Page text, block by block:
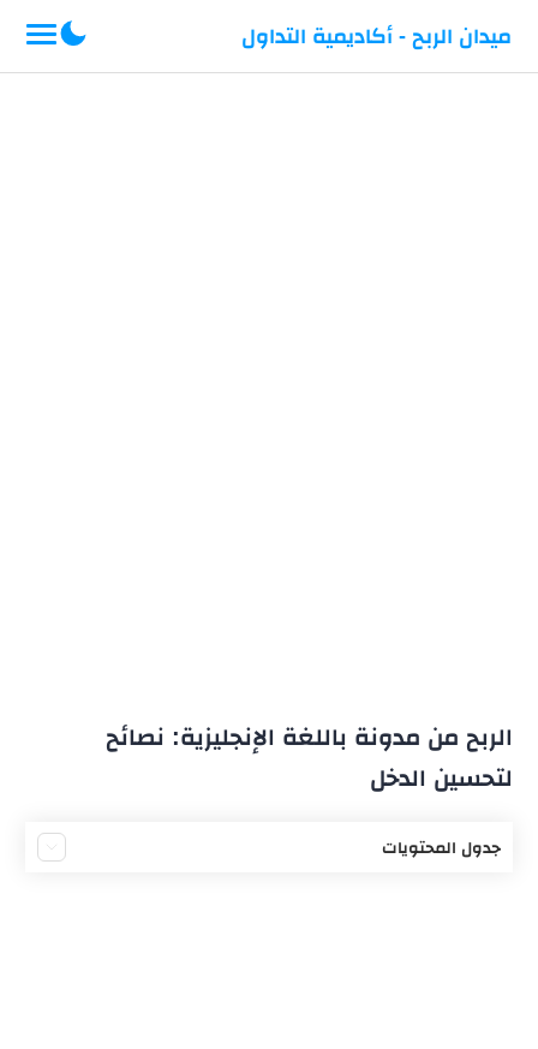
ميدان الربح - أكاديمية التداول
الربح من مدونة باللغة الإنجليزية: نصائح
لتحسين الدخل
جدول المحتويات